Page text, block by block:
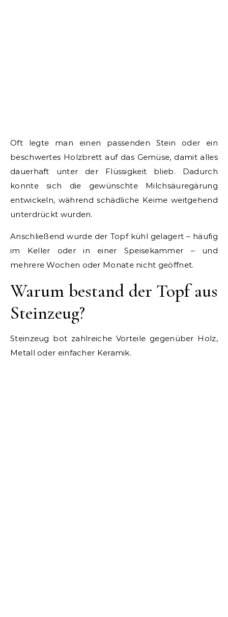
Oft legte man einen passenden Stein oder ein
beschwertes Holzbrett auf das Gemüse, damit alles
dauerhaft unter der Flüssigkeit blieb. Dadurch
konnte sich die gewünschte Milchsäuregärung
entwickeln, während schädliche Keime weitgehend
unterdrückt wurden.
Anschließend wurde der Topf kühl gelagert – häufig
im Keller oder in einer Speisekammer – und
mehrere Wochen oder Monate nicht geöffnet.
Warum bestand der Topf aus
Steinzeug?
Steinzeug bot zahlreiche Vorteile gegenüber Holz,
Metall oder einfacher Keramik.